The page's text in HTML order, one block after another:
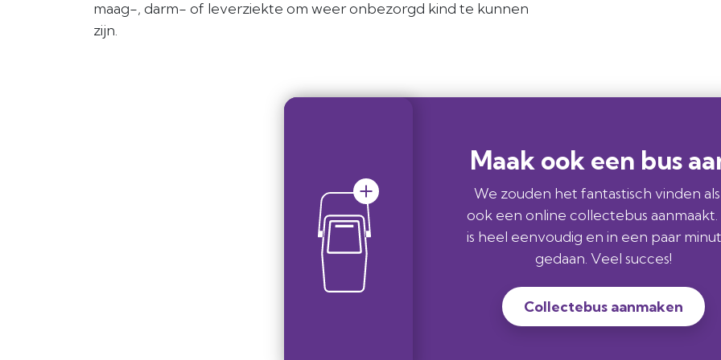
maag-, darm- of leverziekte om weer onbezorgd kind te kunnen
zijn.
Maak ook een bus
We zouden het fantastisch vinden als
ook een online collectebus aanmaakt.
is heel eenvoudig en in een paar
gedaan. Veel succes!
Collectebus aanmaken